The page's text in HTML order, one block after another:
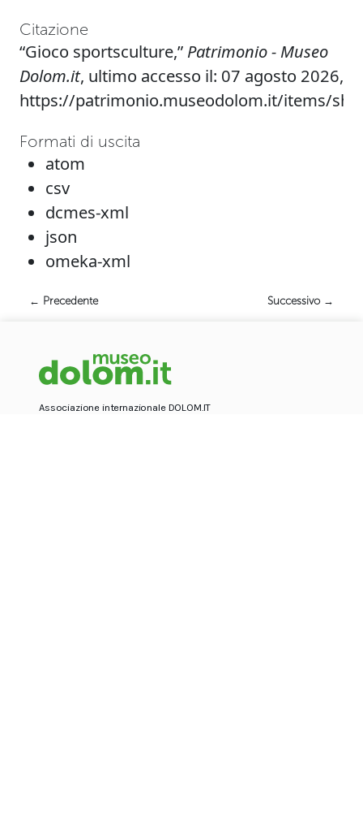
Citazione
“Gioco sportsculture,” Patrimonio - Museo
Dolom.it, ultimo accesso il: 07 agosto 2026,
https://patrimonio.museodolom.it/items/
Formati di uscita
atom
csv
dcmes-xml
json
omeka-xml
← Precedente Successivo →
Associazione internazionale DOLOM.IT